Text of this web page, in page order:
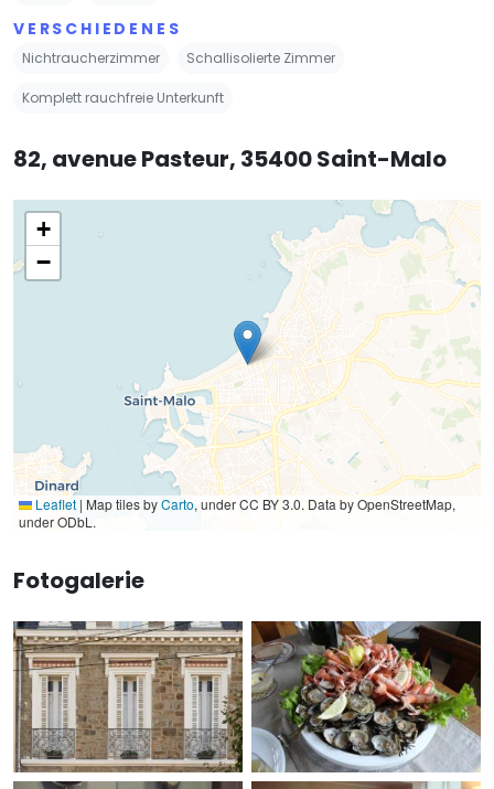
VERSCHIEDENES
Nichtraucherzimmer Schallisolierte Zimmer
Komplett rauchfreie Unterkunft
82, avenue Pasteur, 35400 Saint-Malo
+
−
Leaflet | Map tiles byCarto, under CC BY 3.0. Data by OpenStreetMap,
under ODbL.
Fotogalerie